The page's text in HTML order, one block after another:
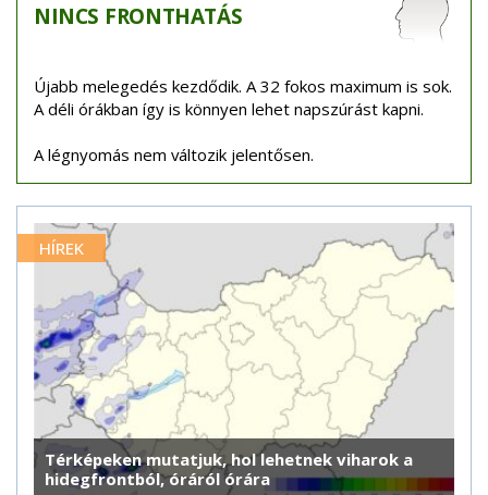
NINCS FRONTHATÁS
Újabb melegedés kezdődik. A 32 fokos maximum is sok.
A déli órákban így is könnyen lehet napszúrást kapni.
A légnyomás nem változik jelentősen.
HÍREK
Térképeken mutatjuk, hol lehetnek viharok a
hidegfrontból, óráról órára